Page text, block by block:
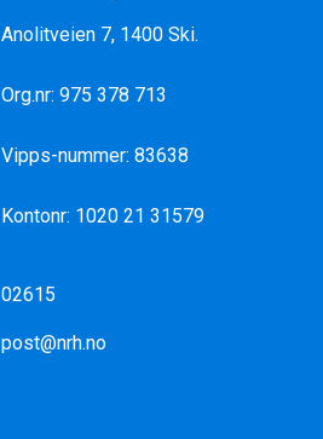
Anolitveien 7, 1400 Ski.
Org.nr: 975 378 713
Vipps-nummer: 83638
Kontonr: 1020 21 31579
02615
post@nrh.no